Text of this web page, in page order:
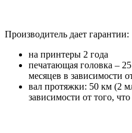
Производитель дает гарантии:
на принтеры 2 года
печатающая головка –
месяцев в зависимости
вал протяжки: 50 км (2
зависимости от того,